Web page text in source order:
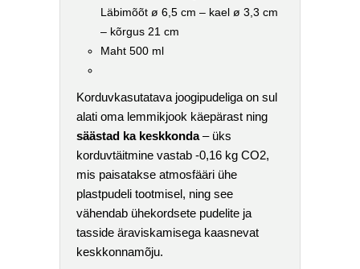
Läbimõõt ø 6,5 cm – kael ø 3,3 cm
– kõrgus 21 cm
Maht 500 ml
Korduvkasutatava joogipudeliga on sul
alati oma lemmikjook käepärast ning
säästad ka keskkonda– üks
korduvtäitmine vastab -0,16 kg CO2,
mis paisatakse atmosfääri ühe
plastpudeli tootmisel, ning see
vähendab ühekordsete pudelite ja
tasside äraviskamisega kaasnevat
keskkonnamõju.